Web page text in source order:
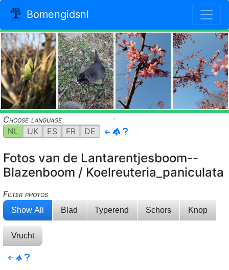
Bomengidsnl
.
.
Choose language
NL
UK ES FR DE
Fotos van de Lantarentjesboom--
Blazenboom / Koelreuteria_paniculata
Filter photos
Show All Blad Typerend Schors Knop
Vrucht